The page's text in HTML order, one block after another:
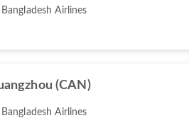
Airlines
(CAN)
Airlines